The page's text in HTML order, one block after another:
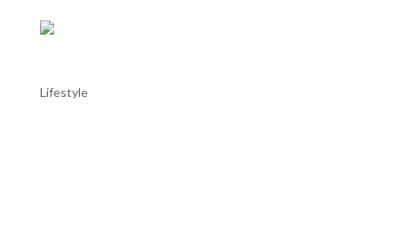
Lifestyle